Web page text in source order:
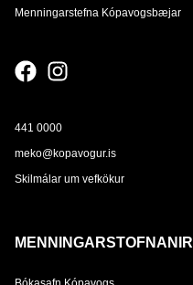
Menningarstefna Kópavogsbæjar
441 0000
meko@kopavogur.is
Skilmálar um vefkökur
MENNINGARSTOFNANIR